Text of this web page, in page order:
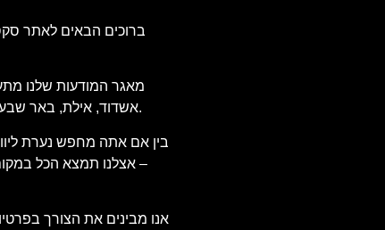
ברוכים הבאים לאתר סקס
מאגר המודעות שלנו
אשדוד, אילת, באר שבע, נתניה, פתח תקווה ועוד. אנו בודקים כל מודעה שמפורסמת, כדי להבטיח מידע מדויק ואמין, ולהעניק לך שקט נפשי וביטחון בבחירת השירות.
בין אם אתה מחפש נערת
– אצלנו תמצא הכל
אנו מבינים את הצורך